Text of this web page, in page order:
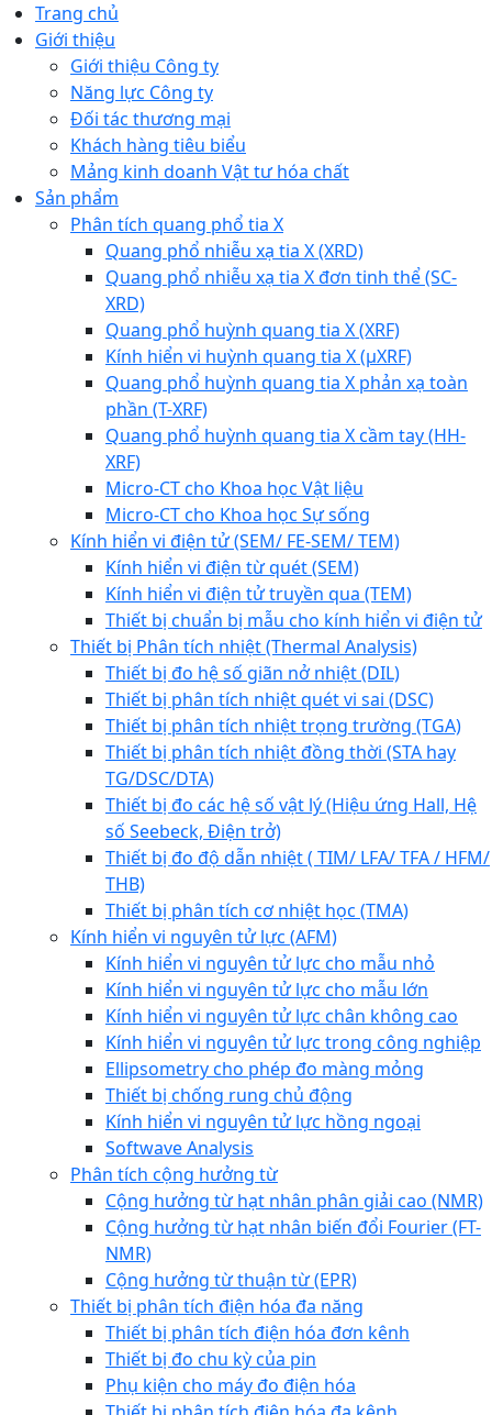
Trang chủ
Giới thiệu
Giới thiệu Công ty
Năng lực Công ty
Đối tác thương mại
Khách hàng tiêu biểu
Mảng kinh doanh Vật tư hóa chất
Sản phẩm
Phân tích quang phổ tia X
Quang phổ nhiễu xạ tia X (XRD)
Quang phổ nhiễu xạ tia X đơn tinh thể (SC-
XRD)
Quang phổ huỳnh quang tia X (XRF)
Kính hiển vi huỳnh quang tia X (µXRF)
Quang phổ huỳnh quang tia X phản xạ toàn
phần (T-XRF)
Quang phổ huỳnh quang tia X cầm tay (HH-
XRF)
Micro-CT cho Khoa học Vật liệu
Micro-CT cho Khoa học Sự sống
Kính hiển vi điện tử (SEM/ FE-SEM/ TEM)
Kính hiển vi điện từ quét (SEM)
Kính hiển vi điện tử truyền qua (TEM)
Thiết bị chuẩn bị mẫu cho kính hiển vi điện tử
Thiết bị Phân tích nhiệt (Thermal Analysis)
Thiết bị đo hệ số giãn nở nhiệt (DIL)
Thiết bị phân tích nhiệt quét vi sai (DSC)
Thiết bị phân tích nhiệt trọng trường (TGA)
Thiết bị phân tích nhiệt đồng thời (STA hay
TG/DSC/DTA)
Thiết bị đo các hệ số vật lý (Hiệu ứng Hall, Hệ
số Seebeck, Điện trở)
Thiết bị đo độ dẫn nhiệt ( TIM/ LFA/ TFA / HFM/
THB)
Thiết bị phân tích cơ nhiệt học (TMA)
Kính hiển vi nguyên tử lực (AFM)
Kính hiển vi nguyên tử lực cho mẫu nhỏ
Kính hiển vi nguyên tử lực cho mẫu lớn
Kính hiển vi nguyên tử lực chân không cao
Kính hiển vi nguyên tử lực trong công nghiệp
Ellipsometry cho phép đo màng mỏng
Thiết bị chống rung chủ động
Kính hiển vi nguyên tử lực hồng ngoại
Softwave Analysis
Phân tích cộng hưởng từ
Cộng hưởng từ hạt nhân phân giải cao (NMR)
Cộng hưởng từ hạt nhân biến đổi Fourier (FT-
NMR)
Cộng hưởng từ thuận từ (EPR)
Thiết bị phân tích điện hóa đa năng
Thiết bị phân tích điện hóa đơn kênh
Thiết bị đo chu kỳ của pin
Phụ kiện cho máy đo điện hóa